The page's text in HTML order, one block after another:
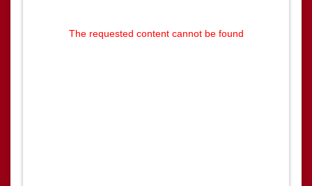
The requested content cannot be found